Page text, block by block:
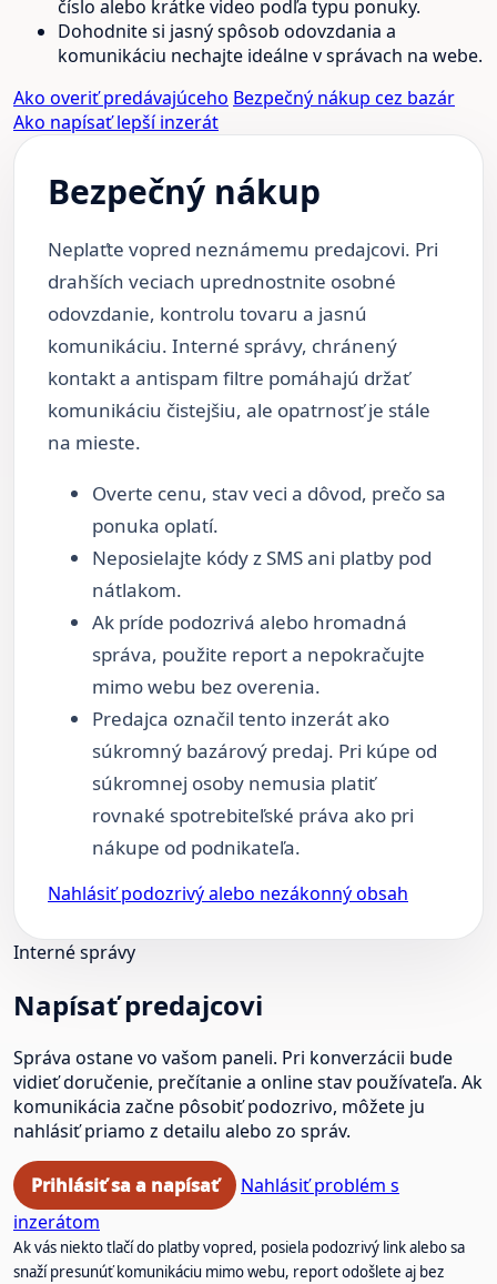
číslo alebo krátke video podľa typu ponuky.
Dohodnite si jasný spôsob odovzdania a
komunikáciu nechajte ideálne v správach na webe.
Ako overiť predávajúceho Bezpečný nákup cez bazár
Ako napísať lepší inzerát
Bezpečný nákup
Neplaťte vopred neznámemu predajcovi. Pri
drahších veciach uprednostnite osobné
odovzdanie, kontrolu tovaru a jasnú
komunikáciu. Interné správy, chránený
kontakt a antispam filtre pomáhajú držať
komunikáciu čistejšiu, ale opatrnosť je stále
na mieste.
Overte cenu, stav veci a dôvod, prečo sa
ponuka oplatí.
Neposielajte kódy z SMS ani platby pod
nátlakom.
Ak príde podozrivá alebo hromadná
správa, použite report a nepokračujte
mimo webu bez overenia.
Predajca označil tento inzerát ako
súkromný bazárový predaj. Pri kúpe od
súkromnej osoby nemusia platiť
rovnaké spotrebiteľské práva ako pri
nákupe od podnikateľa.
Nahlásiť podozrivý alebo nezákonný obsah
Interné správy
Napísať predajcovi
Správa ostane vo vašom paneli. Pri konverzácii bude
vidieť doručenie, prečítanie a online stav používateľa. Ak
komunikácia začne pôsobiť podozrivo, môžete ju
nahlásiť priamo z detailu alebo zo správ.
Prihlásiť sa a napísať
Nahlásiť problém s
inzerátom
Ak vás niekto tlačí do platby vopred, posiela podozrivý link alebo sa
snaží presunúť komunikáciu mimo webu, report odošlete aj bez